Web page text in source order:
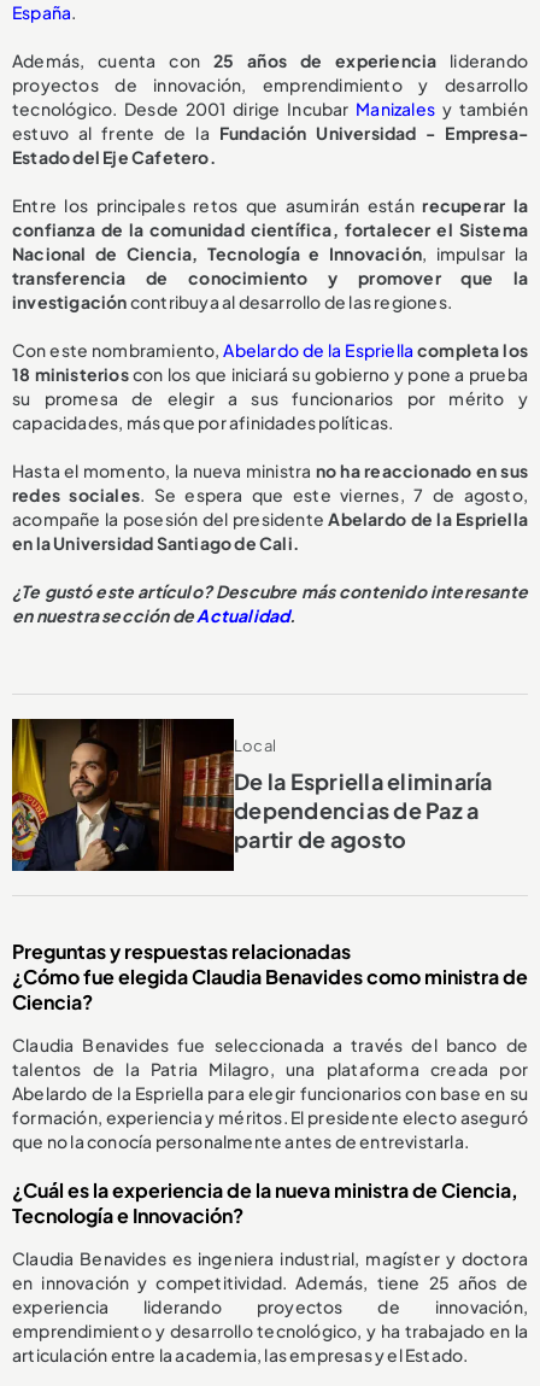
España
Además, cuenta con25 años de experiencia liderando
proyectos de innovación, emprendimiento y desarrollo
tecnológico. Desde 2001 dirige Incubar Manizales y también
estuvo al frente de la Fundación Universidad - Empresa-
Estado del Eje Cafetero.
Entre los principales retos que asumirán estánrecuperar la
confianza de la comunidad científica, fortalecer el Sistema
Nacional de Ciencia, Tecnología e Innovación, impulsar la
transferencia de conocimiento y promover que la
investigacióncontribuya al desarrollo de las regiones.
Con este nombramiento, Abelardo de la Espriella completa los
18 ministerioscon los que iniciará su gobierno y pone a prueba
su promesa de elegir a sus funcionarios por mérito y
capacidades, más que por afinidades políticas.
Hasta el momento, la nueva ministra no ha reaccionado en sus
redes sociales . Se espera que este viernes, 7 de agosto,
acompañe la posesión del presidente Abelardo de la Espriella
en la Universidad Santiago de Cali.
¿Te gustó este artículo? Descubre más contenido interesante
en nuestra sección deActualidad.
Local
De la Espriella eliminaría
dependencias de Paz a
partir de agosto
Preguntas y respuestas relacionadas
¿Cómo fue elegida Claudia Benavides como ministra de
Ciencia?
Claudia Benavides fue seleccionada a través del banco de
talentos de la Patria Milagro, una plataforma creada por
Abelardo de la Espriella para elegir funcionarios con base en su
formación, experiencia y méritos. El presidente electo aseguró
que no la conocía personalmente antes de entrevistarla.
¿Cuál es la experiencia de la nueva ministra de Ciencia,
Tecnología e Innovación?
Claudia Benavides es ingeniera industrial, magíster y doctora
en innovación y competitividad. Además, tiene 25 años de
experiencia liderando proyectos de innovación,
emprendimiento y desarrollo tecnológico, y ha trabajado en la
articulación entre la academia, las empresas y el Estado.